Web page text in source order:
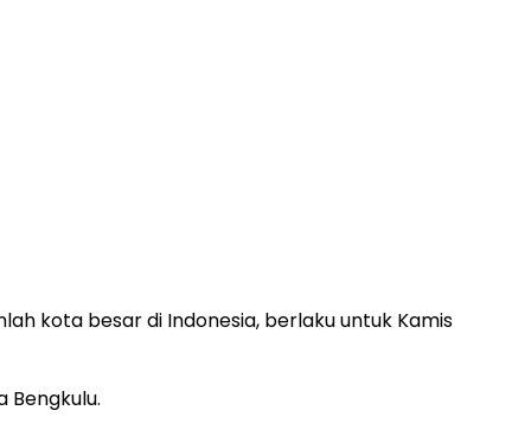
kota besar di Indonesia, berlaku untuk Kamis
Bengkulu.